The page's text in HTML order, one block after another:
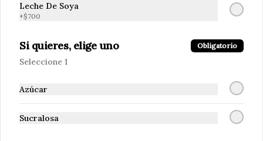
Conócenos
Zona de despacho
Términos y condiciones
Redes sociales
Leche De Soya
+$700
Si quieres, elige uno Obligatorio
Seleccione 1
Azúcar
Sucralosa